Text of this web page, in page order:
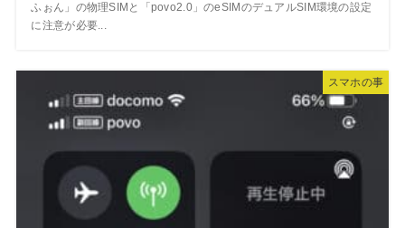
ふぉん」の物理SIMと「povo2.0」のeSIMのデュアルSIM環境の設定
に注意が必要...
スマホの事